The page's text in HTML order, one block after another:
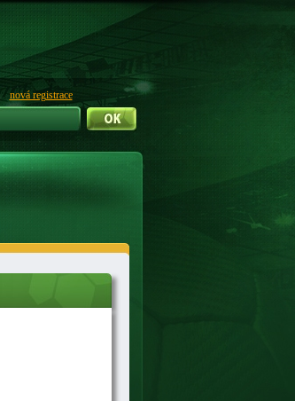
nová registrace